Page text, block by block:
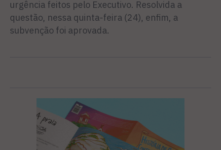
urgên­cia feitos pelo Executivo. Resol­vida a
questão, nessa quinta-feira (24), enfim, a
subvenção foi aprovada.